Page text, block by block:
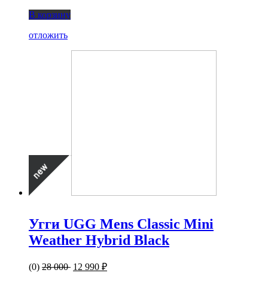
В корзину
отложить
Угги UGG Mens Classic Mini
Weather Hybrid Black
(0) 28 000 12 990 ₽